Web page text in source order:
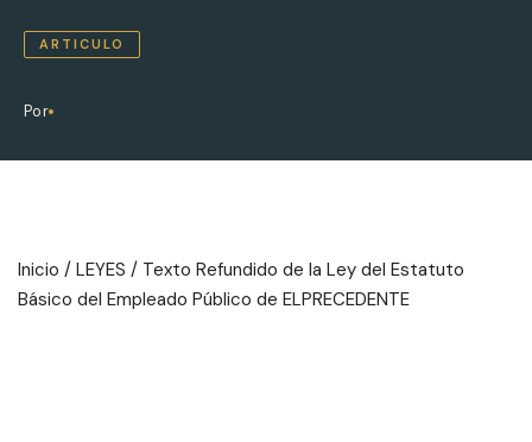
ARTICULO
Por
Inicio / LEYES / Texto Refundido de la Ley del Estatuto
Básico del Empleado Público de ELPRECEDENTE